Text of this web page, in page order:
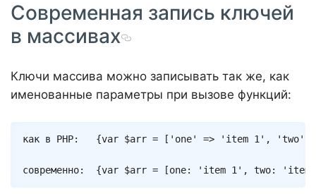
Современная запись ключей
в массивах
Ключи массива можно записывать так же, как
именованные параметры при вызове функций:
как в PHP: {var $arr = [ 'one' => 'item 1' , 'two'
современно: {var $arr = [one: 'item 1' , two: 'item
Copy